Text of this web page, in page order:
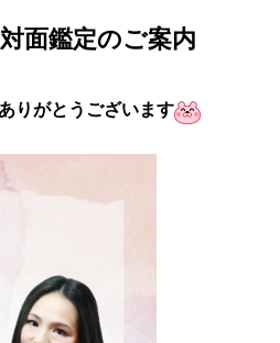
対面鑑定のご案内
りがとうございます